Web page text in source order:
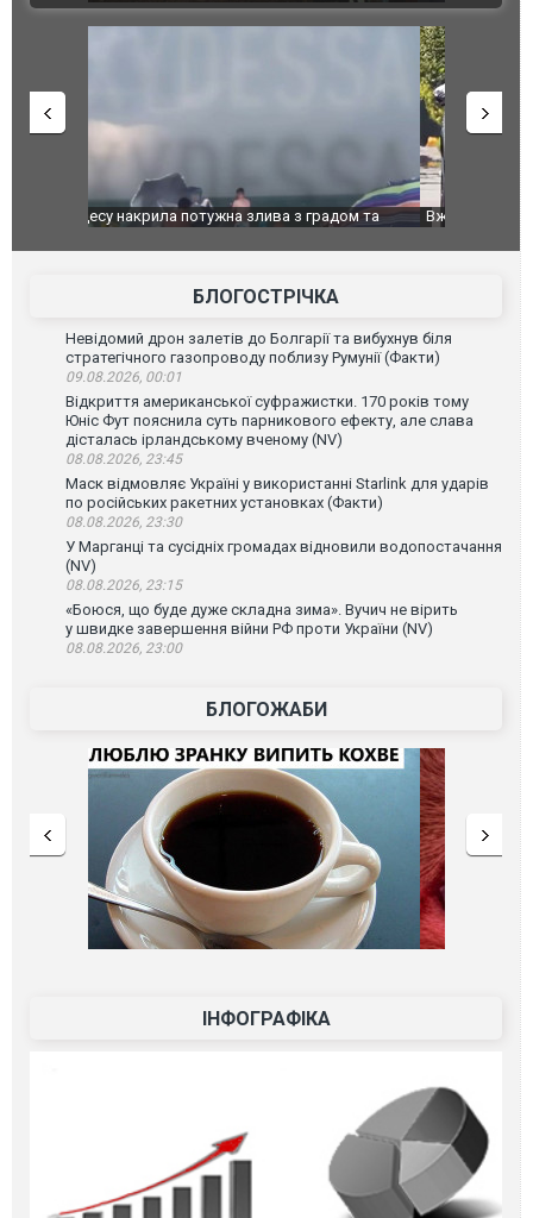
Вже вивели на тести: Ferrari готує оновлення
позашляховика Purosangue. ВІДЕО
Вийшов
фільму
БЛОГОСТРІЧКА
Невідомий дрон залетів до Болгарії та вибухнув біля
стратегічного газопроводу поблизу Румунії (Факти)
09.08.2026, 00:01
Відкриття американської суфражистки. 170 років тому
Юніс Фут пояснила суть парникового ефекту, але слава
дісталась ірландському вченому (NV)
08.08.2026, 23:45
Маск відмовляє Україні у використанні Starlink для ударів
по російських ракетних установках (Факти)
08.08.2026, 23:30
У Марганці та сусідніх громадах відновили водопостачання
(NV)
08.08.2026, 23:15
«Боюся, що буде дуже складна зима». Вучич не вірить
у швидке завершення війни РФ проти України (NV)
08.08.2026, 23:00
БЛОГОЖАБИ
ІНФОГРАФІКА